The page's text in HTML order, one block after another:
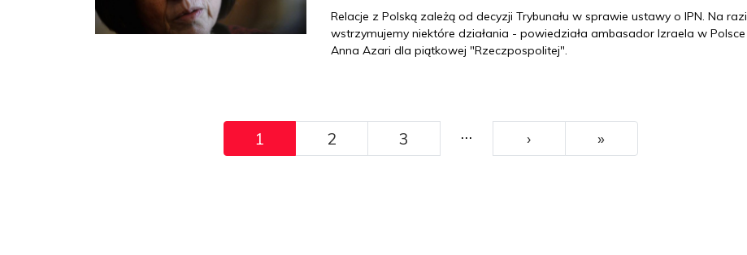
Relacje z Polską zależą od decyzji Trybunału w sprawie ustawy o IPN. Na
wstrzymujemy niektóre działania - powiedziała ambasador Izraela w Polsce
Anna Azari dla piątkowej "Rzeczpospolitej".
1 2 3 … ››› »Ostatni